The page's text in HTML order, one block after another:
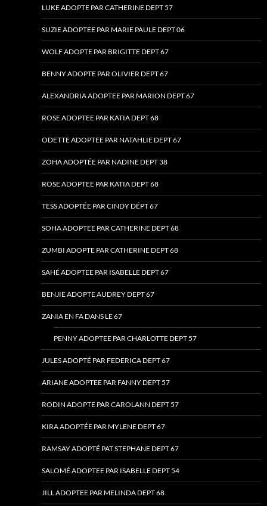
LUKE ADOPTE PAR CATHERINE DEPT 57
SUZIE ADOPTEE PAR MARIE PAULE DEPT 06
WOLF ADOPTE PAR BRIGITTE DEPT 67
BENNY ADOPTE PAR OLIVIER DEPT 67
ALEXANDRIA ADOPTEE PAR MARION DEPT 67
ROSE ADOPTEE PAR KATIA DEPT 68
ODETTE ADOPTEE PAR NATAHLIE DEPT 67
ZOHA ADOPTÉE PAR NADINE DEPT 38
ROSE ADOPTEE PAR KATIA DEPT 68
TESS ADOPTÉE PAR CINDY DÉPT 67
SOHA ADOPTEE PAR CATHERINE DEPT 68
ZUMBI ADOPTE PAR CATHERINE DEPT 68
SAHÉ ADOPTEE PAR ISABELLE DEPT 67
BENJIE ADOPTE AUDREY DEPT 67
ZANIA EN FA DANS LE 67
PENNY ADOPTEE PAR CHARLOTTE DEPT 57
JULES ADOPTÉ PAR FEDERICA DEPT 67
ARIANE ADOPTEE PAR FANNY DEPT 57
RODIN ADOPTE PAR CAROLANN DEPT 57
KIRA ADOPTÉE PAR MYLENE DEPT 67
RAMSAY ADOPTÉ PAT STEPHANE DEPT 67
SALOMÉ ADOPTEE PAR ISABELLE DEPT 54
JILL ADOPTEE PAR MELINDA DEPT 68